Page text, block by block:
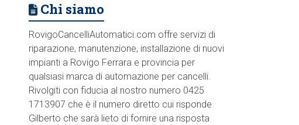
Chi siamo
RovigoCancelliAutomatici.com offre servizi di
riparazione, manutenzione, installazione di nuovi
impianti a Rovigo Ferrara e provincia per
qualsiasi marca di automazione per cancelli.
Rivolgiti con fiducia al nostro numero 0425
1713907 che è il numero diretto cui risponde
Gilberto che sarà lieto di fornire una risposta